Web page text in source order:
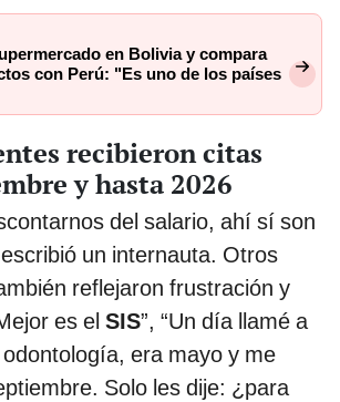
en Bolivia y compara
con Perú: "Es uno de los países
recibieron citas
y hasta 2026
del salario, ahí sí son
un internauta. Otros
reflejaron frustración y
es el SIS”, “Un día llamé a
era mayo y me
Solo les dije: ¿para